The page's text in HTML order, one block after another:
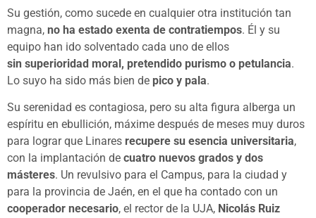
Su gestión, como sucede en cualquier otra institución tan
magna, no ha estado exenta de contratiempos. Él y su
equipo han ido solventado cada uno de ellos
sin superioridad moral, pretendido purismo o petulancia.
Lo suyo ha sido más bien de pico y pala.
Su serenidad es contagiosa, pero su alta figura alberga un
espíritu en ebullición, máxime después de meses muy duros
para lograr que Linares recupere su esencia universitaria,
con la implantación de cuatro nuevos grados y dos
másteres. Un revulsivo para el Campus, para la ciudad y
para la provincia de Jaén, en el que ha contado con un
cooperador necesario, el rector de la UJA, Nicolás Ruiz